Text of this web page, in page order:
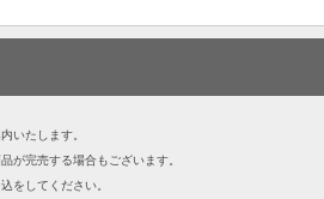
いたします。
が完売する場合もございます。
をしてください。